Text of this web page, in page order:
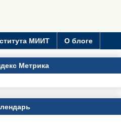
МИИТ О блоге
Метрика